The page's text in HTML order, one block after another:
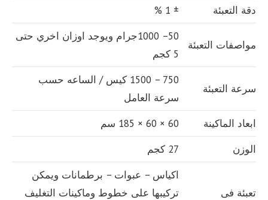
دقة التعبئة ± 1 %
مواصفات التعبئة
50– 1000جرام ويوجد اوزان اخري حتى
5 كجم
سرعة التعبئة
750 – 1500 كيس / الساعه حسب
سرعة العامل
ابعاد الماكينة
60 × 60 × 185 سم
الوزن
27 كجم
تعبئة فى
اكياس – عبوات – برطمانات ويمكن
تركيبها على خطوط وماكينات التغليف